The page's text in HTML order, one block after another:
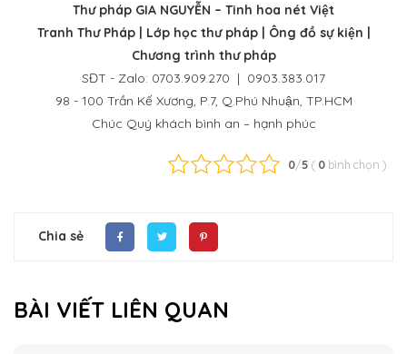
Thư pháp GIA NGUYỄN – Tinh hoa nét Việt
Tranh Thư Pháp| Lớp học thư pháp | Ông đồ sự kiện |
Chương trình thư pháp
SĐT - Zalo: 0703.909.270 | 0903.383.017
98 - 100 Trần Kế Xương, P.7, Q.Phú Nhuận, TP.HCM
Chúc Quý khách bình an – hạnh phúc
0/5 ( 0 bình chọn )
Chia sẻ
BÀI VIẾT LIÊN QUAN